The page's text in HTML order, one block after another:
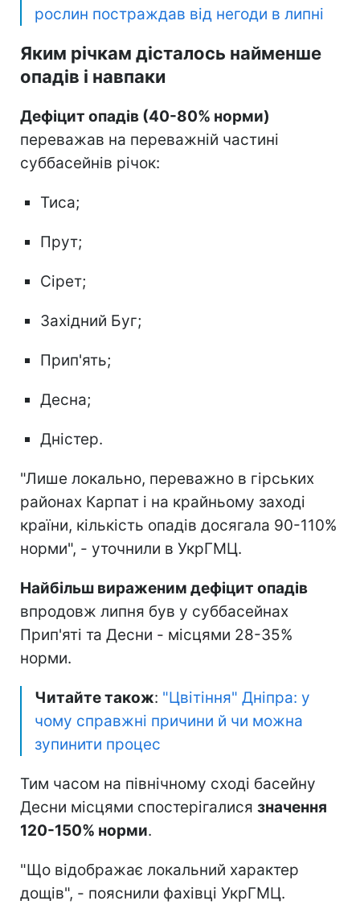
рослин постраждав від негоди в липні
Яким річкам дісталось найменше
опадів і навпаки
Дефіцит опадів (40-80% норми)
переважав на переважній частині
суббасейнів річок:
Тиса;
Прут;
Сірет;
Західний Буг;
Прип'ять;
Десна;
Дністер.
"Лише локально, переважно в гірських
районах Карпат і на крайньому заході
країни, кількість опадів досягала 90-110%
норми", - уточнили в УкрГМЦ.
Найбільш вираженим дефіцит опадів
впродовж липня був у суббасейнах
Прип'яті та Десни - місцями 28-35%
норми.
Читайте також: "Цвітіння" Дніпра: у
чому справжні причини й чи можна
зупинити процес
Тим часом на північному сході басейну
Десни місцями спостерігалися значення
120-150% норми.
"Що відображає локальний характер
дощів", - пояснили фахівці УкрГМЦ.